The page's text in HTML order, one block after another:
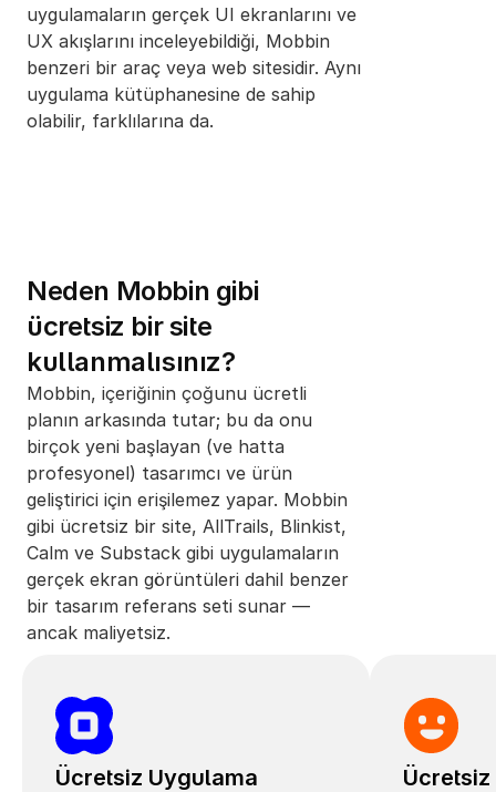
uygulamaların gerçek UI ekranlarını ve
UX akışlarını inceleyebildiği, Mobbin
benzeri bir araç veya web sitesidir. Aynı
uygulama kütüphanesine de sahip
olabilir, farklılarına da.
Neden Mobbin gibi
ücretsiz bir site
kullanmalısınız?
Mobbin, içeriğinin çoğunu ücretli
planın arkasında tutar; bu da onu
birçok yeni başlayan (ve hatta
profesyonel) tasarımcı ve ürün
geliştirici için erişilemez yapar. Mobbin
gibi ücretsiz bir site, AllTrails, Blinkist,
Calm ve Substack gibi uygulamaların
gerçek ekran görüntüleri dahil benzer
bir tasarım referans seti sunar —
ancak maliyetsiz.
Ücretsiz Uygulama